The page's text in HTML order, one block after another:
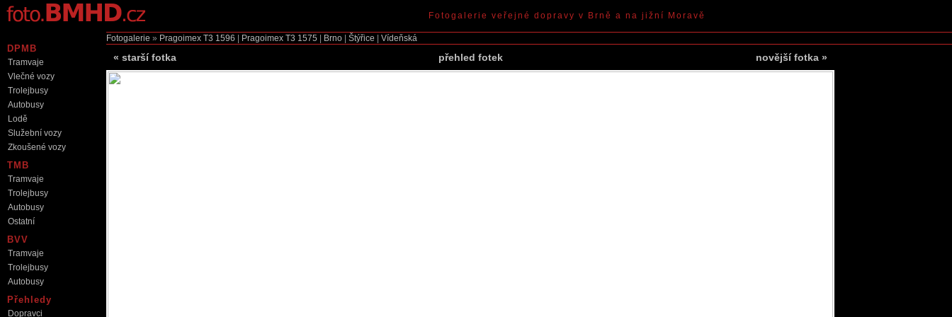
Fotogalerie » Pragoimex T3 1596 Pragoimex T3 1575 Brno Štýřice Vídeňská
« starší fotka přehled fotek novější fotka »
DPMB
Tramvaje
Vlečné vozy
Trolejbusy
Autobusy
Lodě
Služební vozy
Zkoušené vozy
TMB
Tramvaje
Trolejbusy
Autobusy
Ostatní
BVV
Tramvaje
Trolejbusy
Autobusy
Přehledy
Dopravci
Fotogalerie veřejné dopravy v Brně a na jižní Moravě